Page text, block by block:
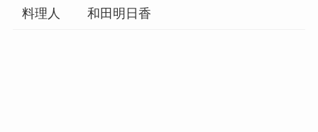
料理人 和田明日香